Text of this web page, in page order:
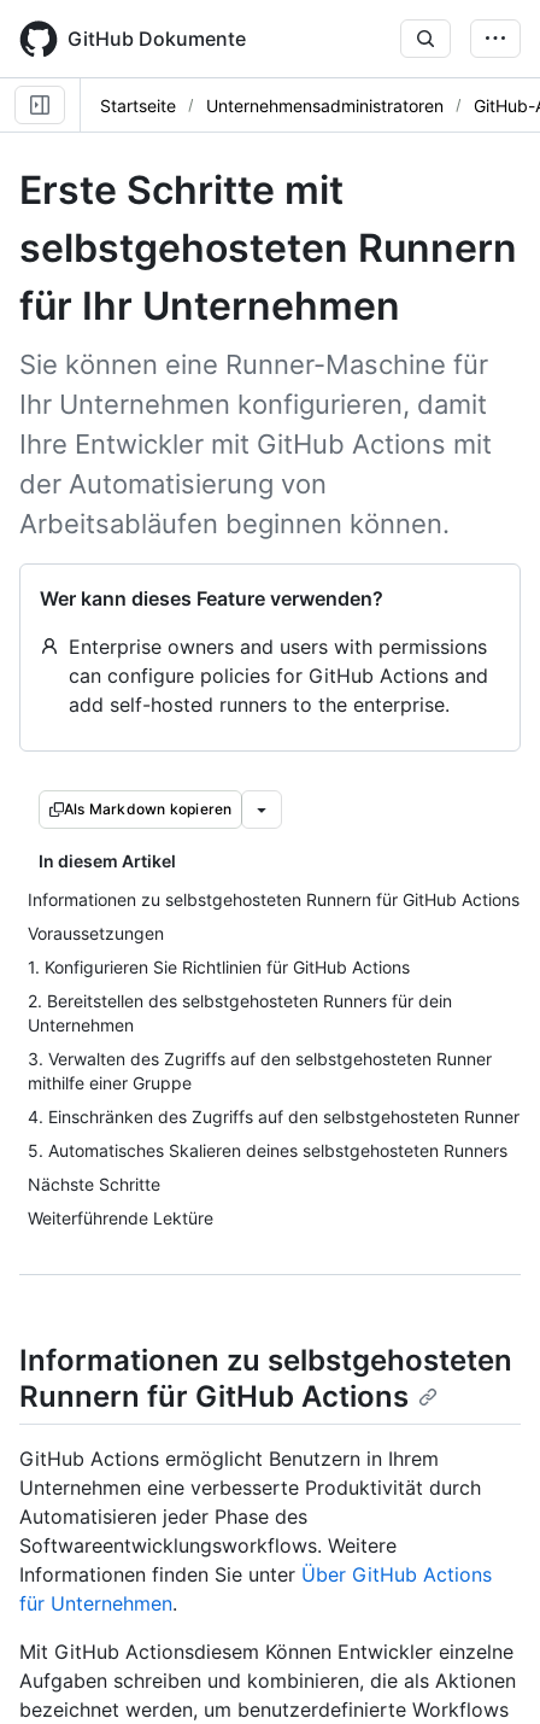
main
content
GitHub Dokumente
Startseite Unternehmensadministratoren GitHub-
Erste Schritte mit
selbstgehosteten Runnern
für Ihr Unternehmen
Sie können eine Runner-Maschine für
Ihr Unternehmen konfigurieren, damit
Ihre Entwickler mit GitHub Actions mit
der Automatisierung von
Arbeitsabläufen beginnen können.
Wer kann dieses Feature verwenden?
Enterprise owners and users with permissions
can configure policies for GitHub Actions and
add self-hosted runners to the enterprise.
Als Markdown kopieren
In diesem Artikel
Informationen zu selbstgehosteten Runnern für GitHub Actions
Voraussetzungen
1. Konfigurieren Sie Richtlinien für GitHub Actions
2. Bereitstellen des selbstgehosteten Runners für dein
Unternehmen
3. Verwalten des Zugriffs auf den selbstgehosteten Runner
mithilfe einer Gruppe
4. Einschränken des Zugriffs auf den selbstgehosteten Runner
5. Automatisches Skalieren deines selbstgehosteten Runners
Nächste Schritte
Weiterführende Lektüre
Informationen zu selbstgehosteten
Runnern für GitHub Actions
GitHub Actions ermöglicht Benutzern in Ihrem
Unternehmen eine verbesserte Produktivität durch
Automatisieren jeder Phase des
Softwareentwicklungsworkflows. Weitere
Informationen finden Sie unter Über GitHub Actions
für Unternehmen.
Mit GitHub Actionsdiesem Können Entwickler einzelne
Aufgaben schreiben und kombinieren, die als Aktionen
bezeichnet werden, um benutzerdefinierte Workflows